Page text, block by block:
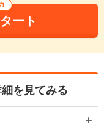
ート
を見てみる